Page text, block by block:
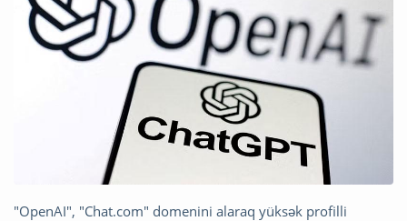
"OpenAI", "Chat.com" domenini alaraq yüksək profilli